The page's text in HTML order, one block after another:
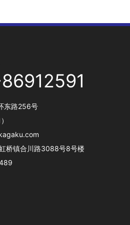
东路256号
桥镇合川路3088号8号楼